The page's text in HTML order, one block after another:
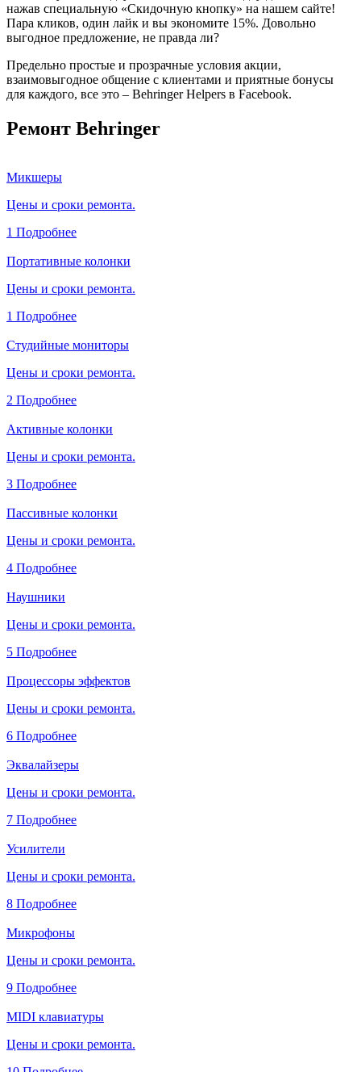
нажав специальную «Скидочную кнопку» на нашем сайте!
Пара кликов, один лайк и вы экономите 15%. Довольно
выгодное предложение, не правда ли?
Предельно простые и прозрачные условия акции,
взаимовыгодное общение с клиентами и приятные бонусы
для каждого, все это – Behringer Helpers в Facebook.
Ремонт Behringer
Микшеры
Цены и сроки ремонта.
1 Подробнее
Портативные колонки
Цены и сроки ремонта.
1 Подробнее
Студийные мониторы
Цены и сроки ремонта.
2 Подробнее
Активные колонки
Цены и сроки ремонта.
3 Подробнее
Пассивные колонки
Цены и сроки ремонта.
4 Подробнее
Наушники
Цены и сроки ремонта.
5 Подробнее
Процессоры эффектов
Цены и сроки ремонта.
6 Подробнее
Эквалайзеры
Цены и сроки ремонта.
7 Подробнее
Усилители
Цены и сроки ремонта.
8 Подробнее
Микрофоны
Цены и сроки ремонта.
9 Подробнее
MIDI клавиатуры
Цены и сроки ремонта.